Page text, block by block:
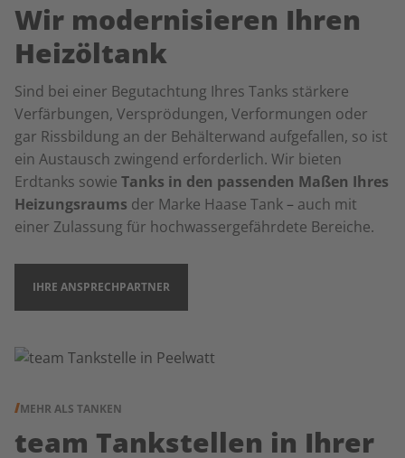
Wir modernisieren Ihren
Heizöltank
Sind bei einer Begutachtung Ihres Tanks stärkere
Verfärbungen, Versprödungen, Verformungen oder
gar Rissbildung an der Behälterwand aufgefallen, so ist
ein Austausch zwingend erforderlich. Wir bieten
Erdtanks sowie Tanks in den passenden Maßen Ihres
Heizungsraums der Marke Haase Tank– auch mit
einer Zulassung für hochwassergefährdete Bereiche.
IHRE ANSPRECHPARTNER
MEHR ALS TANKEN
team Tankstellen in Ihrer